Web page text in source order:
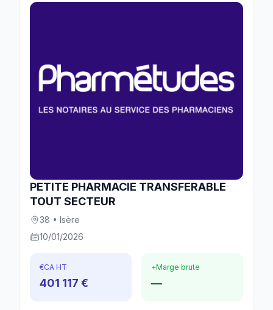
PETITE PHARMACIE TRANSFERABLE
TOUT SECTEUR
38 • Isère
10/01/2026
€CA HT
401 117 €
+Marge brute
—